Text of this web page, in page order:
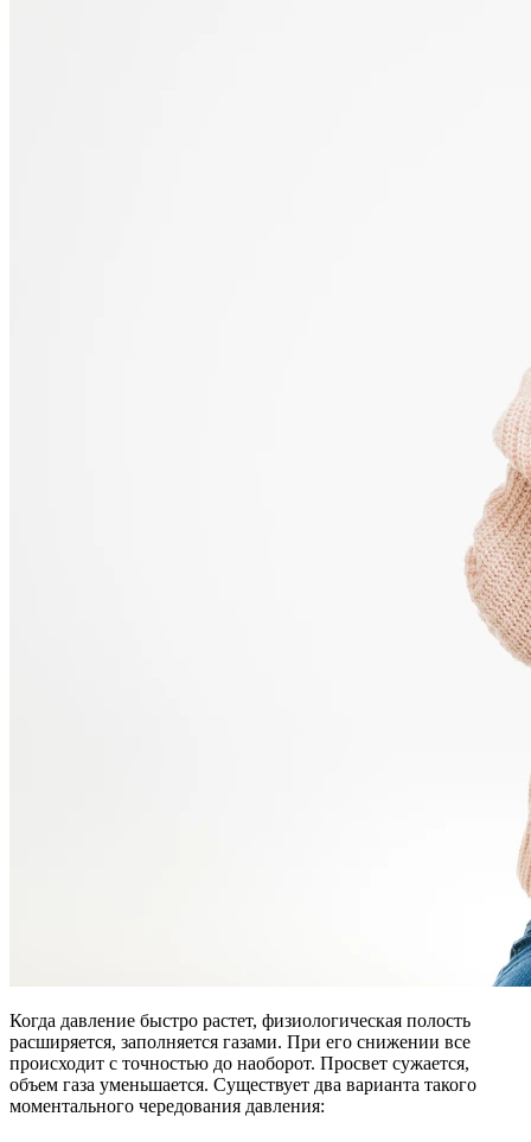
Когда давление быстро растет, физиологическая полость
расширяется, заполняется газами. При его снижении все
происходит с точностью до наоборот. Просвет сужается,
объем газа уменьшается. Существует два варианта такого
моментального чередования давления: